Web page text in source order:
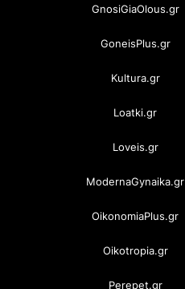
GnosiGiaOlous.gr
GoneisPlus.gr
Kultura.gr
Loatki.gr
Loveis.gr
ModernaGynaika.gr
OikonomiaPlus.gr
Oikotropia.gr
Perepet.gr